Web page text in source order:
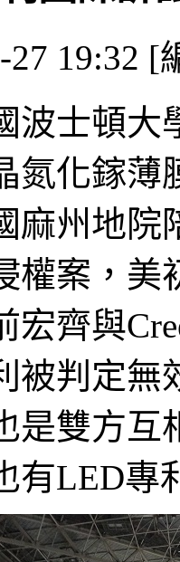
27 19:32 [
波士頓大
氮化鎵薄
麻州地院
權案，美
宏齊與
被判定無
是雙方互
有LED專